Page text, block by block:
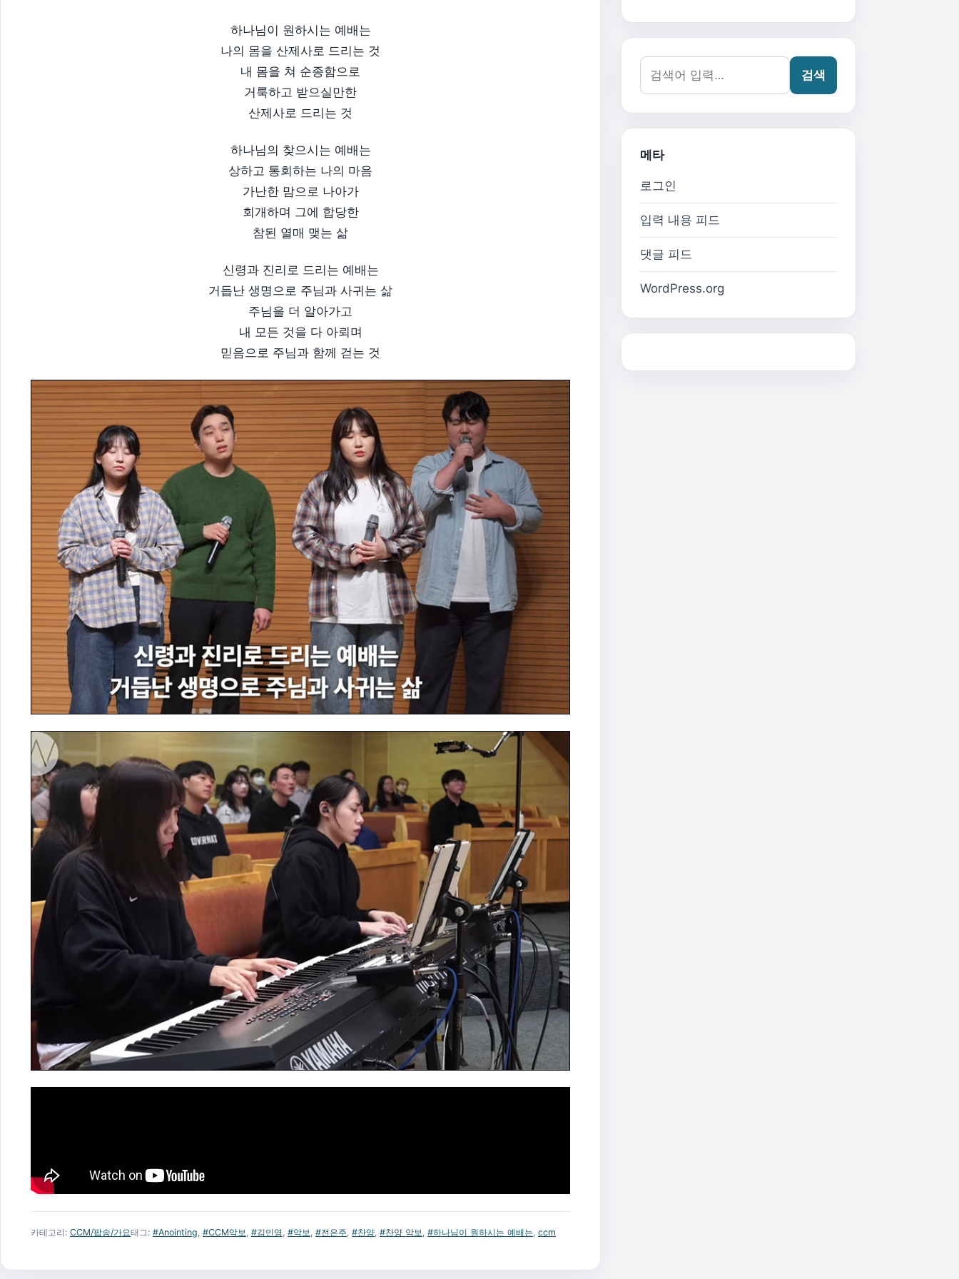
하나님이 원하시는 예배는
나의 몸을 산제사로 드리는 것
내 몸을 쳐 순종함으로
거룩하고 받으실만한
산제사로 드리는 것​
하나님의 찾으시는 예배는
상하고 통회하는 나의 마음
가난한 맘으로 나아가
회개하며 그에 합당한
참된 열매 맺는 삶​
신령과 진리로 드리는 예배는
거듭난 생명으로 주님과 사귀는 삶
주님을 더 알아가고
내 모든 것을 다 아뢰며
믿음으로 주님과 함께 걷는 것
카테고리: CCM/팝송/가요태그: #Anointing, #CCM악보, #김민영, #악보, #전은주, #찬양, #찬양 악보, #하나님이 원하시는 예배는, ccm
검색어:
검색
메타
로그인
입력 내용 피드
댓글 피드
WordPress.org